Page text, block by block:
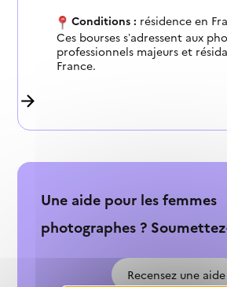
Conditions : résidence en
Ces bourses s’adressent aux
professionnels majeurs et
France.
Une aide pour les femmes
photographes ?
Recensez une aide